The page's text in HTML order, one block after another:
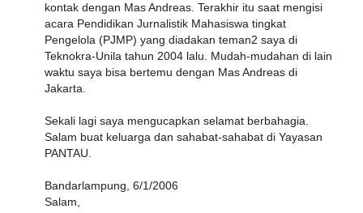
kontak dengan Mas Andreas. Terakhir itu saat mengisi
acara Pendidikan Jurnalistik Mahasiswa tingkat
Pengelola (PJMP) yang diadakan teman2 saya di
Teknokra-Unila tahun 2004 lalu. Mudah-mudahan di lain
waktu saya bisa bertemu dengan Mas Andreas di
Jakarta.
Sekali lagi saya mengucapkan selamat berbahagia.
Salam buat keluarga dan sahabat-sahabat di Yayasan
PANTAU.
Bandarlampung, 6/1/2006
Salam,